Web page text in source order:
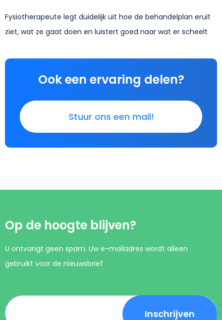
Fysiotherapeute legt duidelijk uit hoe de behandelplan eruit
ziet, wat ze gaat doen en luistert goed naar wat er scheelt
Ook een ervaring delen?
Stuur ons een mail!
Op de hoogte blijven?
U ontvangt geen spam. Uw e-mailadres wordt alleen
gebruikt voor de nieuwsbrief